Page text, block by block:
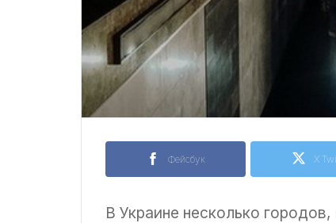
Фейсбук X
В Украине несколько